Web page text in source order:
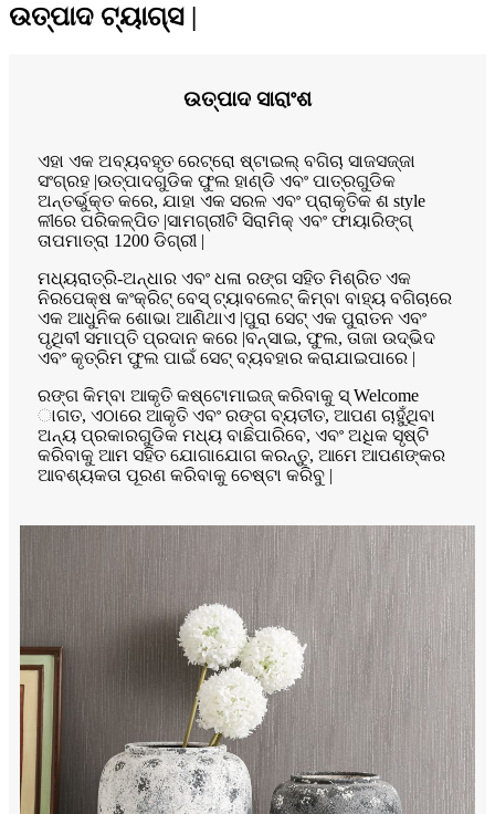
ଉତ୍ପାଦ ଟ୍ୟାଗ୍ସ |
ଉତ୍ପାଦ ସାରାଂଶ
ଏହା ଏକ ଅବ୍ୟବହୃତ ରେଟ୍ରୋ ଷ୍ଟାଇଲ୍ ବଗିଚା ସାଜସଜ୍ଜା
ସଂଗ୍ରହ |ଉତ୍ପାଦଗୁଡିକ ଫୁଲ ହାଣ୍ଡି ଏବଂ ପାତ୍ରଗୁଡିକ
ଅନ୍ତର୍ଭୁକ୍ତ କରେ, ଯାହା ଏକ ସରଳ ଏବଂ ପ୍ରାକୃତିକ ଶ style
ଳୀରେ ପରିକଳ୍ପିତ |ସାମଗ୍ରୀଟି ସିରାମିକ୍ ଏବଂ ଫାୟାରିଙ୍ଗ୍
ତାପମାତ୍ରା 1200 ଡିଗ୍ରୀ |
ମଧ୍ୟରାତ୍ରି-ଅନ୍ଧାର ଏବଂ ଧଳା ରଙ୍ଗ ସହିତ ମିଶ୍ରିତ ଏକ
ନିରପେକ୍ଷ କଂକ୍ରିଟ୍ ବେସ୍ ଟ୍ୟାବଲେଟ୍ କିମ୍ବା ବାହ୍ୟ ବଗିଚାରେ
ଏକ ଆଧୁନିକ ଶୋଭା ଆଣିଥାଏ |ପୁରା ସେଟ୍ ଏକ ପୁରାତନ ଏବଂ
ପୃଥିବୀ ସମାପ୍ତି ପ୍ରଦାନ କରେ |ବନ୍ସାଇ, ଫୁଲ, ତାଜା ଉଦ୍ଭିଦ
ଏବଂ କୃତ୍ରିମ ଫୁଲ ପାଇଁ ସେଟ୍ ବ୍ୟବହାର କରାଯାଇପାରେ |
ରଙ୍ଗ କିମ୍ବା ଆକୃତି କଷ୍ଟୋମାଇଜ୍ କରିବାକୁ ସ୍ Welcome
ାଗତ, ଏଠାରେ ଆକୃତି ଏବଂ ରଙ୍ଗ ବ୍ୟତୀତ, ଆପଣ ଚାହୁଁଥିବା
ଅନ୍ୟ ପ୍ରକାରଗୁଡିକ ମଧ୍ୟ ବାଛିପାରିବେ, ଏବଂ ଅଧିକ ସୃଷ୍ଟି
କରିବାକୁ ଆମ ସହିତ ଯୋଗାଯୋଗ କରନ୍ତୁ, ଆମେ ଆପଣଙ୍କର
ଆବଶ୍ୟକତା ପୂରଣ କରିବାକୁ ଚେଷ୍ଟା କରିବୁ |